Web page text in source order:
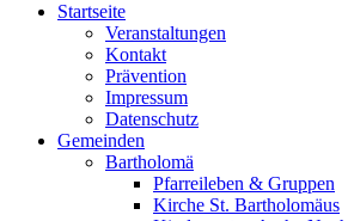
Startseite
Veranstaltungen
Kontakt
Prävention
Impressum
Datenschutz
Gemeinden
Bartholomä
Pfarreileben & Gruppen
Kirche St. Bartholomäus